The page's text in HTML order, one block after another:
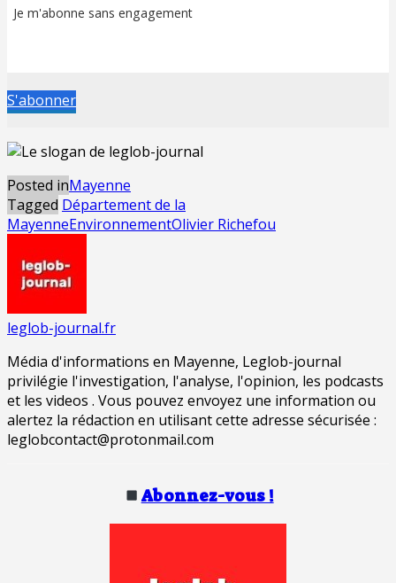
Je m'abonne sans engagement
S'abonner
Posted inMayenne
Tagged Département de la
MayenneEnvironnementOlivier Richefou
leglob-journal.fr
Média d'informations en Mayenne, Leglob-journal
privilégie l'investigation, l'analyse, l'opinion, les podcasts
et les videos . Vous pouvez envoyez une information ou
alertez la rédaction en utilisant cette adresse sécurisée :
leglobcontact@protonmail.com
Abonnez-vous !